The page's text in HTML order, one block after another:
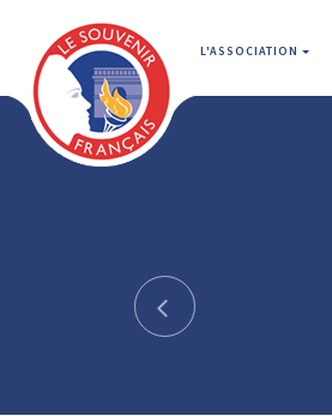
L'ASSOCIATION